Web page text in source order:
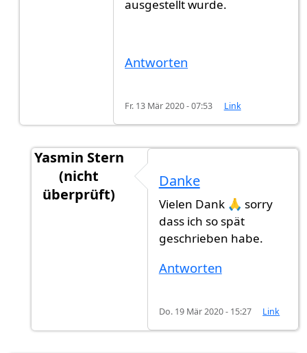
ausgestellt wurde.
Antworten
Fr. 13 Mär 2020 - 07:53 Link
Yasmin Stern
(nicht
überprüft)
Konsulat behält das Original!
Danke
Vielen Dank 🙏 sorry
dass ich so spät
geschrieben habe.
Antworten
Do. 19 Mär 2020 - 15:27 Link